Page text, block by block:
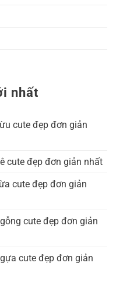
nhất
cute đẹp đơn giản
cute đẹp đơn giản nhất
cute đẹp đơn giản
cute đẹp đơn giản
cute đẹp đơn giản